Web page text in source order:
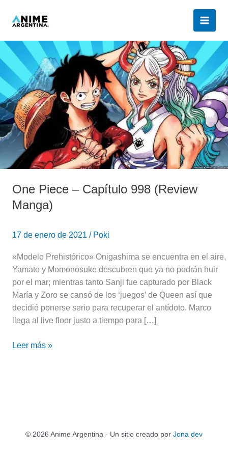
One Piece – Capítulo 998 (Review
Manga)
17 de enero de 2021 / Poki
«Modelo Prehistórico» Onigashima se encuentra en el aire,
Yamato y Momonosuke descubren que ya no podrán huir
por el mar; mientras tanto Sanji fue capturado por Black
María y Zoro se cansó de los ‘juegos’ de Queen así que
decidió ponerse serio para recuperar el antídoto. Marco
llega al live floor justo a tiempo para […]
One
Piece
–
Capítulo
998
(Review
Manga)
Leer más »
© 2026 Anime Argentina - Un sitio creado por Jona dev